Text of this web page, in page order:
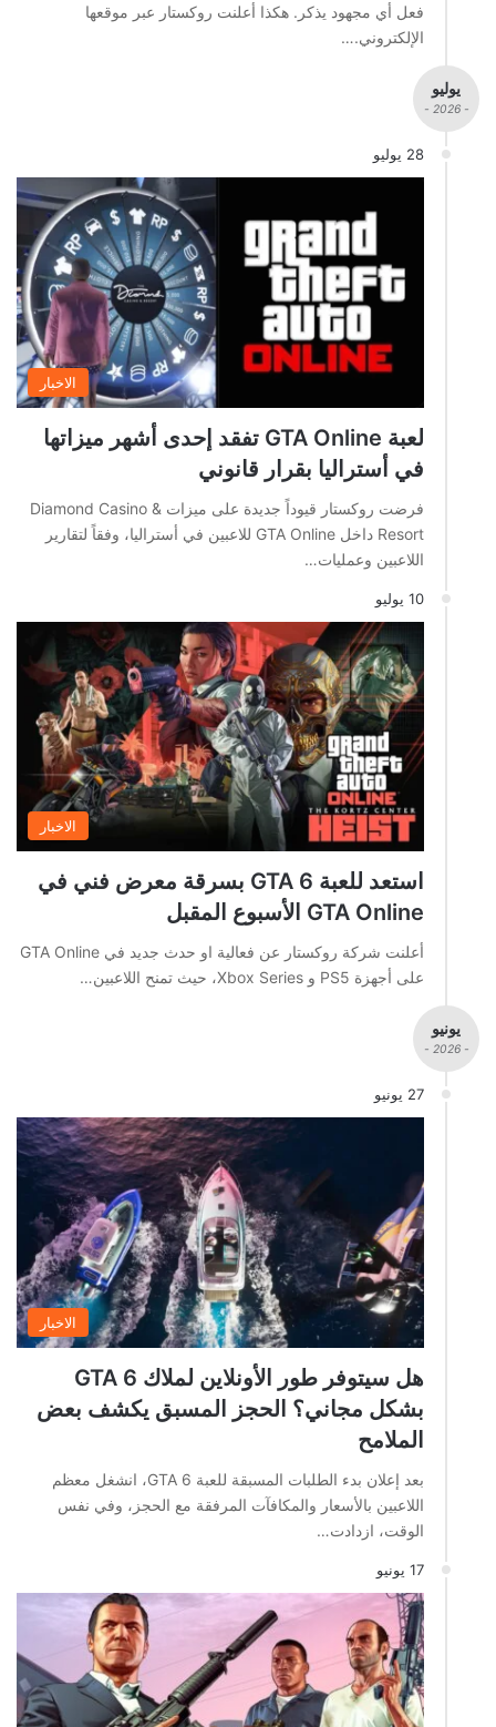
فعل أي مجهود يذكر. هكذا أعلنت روكستار عبر موقعها
الإلكتروني.…
يوليو
- 2026 -
28 يوليو
الاخبار
لعبة GTA Online تفقد إحدى أشهر ميزاتها
في أستراليا بقرار قانوني
فرضت روكستار قيوداً جديدة على ميزات Diamond Casino &
Resort داخل GTA Online للاعبين في أستراليا، وفقاً لتقارير
اللاعبين وعمليات…
10 يوليو
الاخبار
استعد للعبة GTA 6 بسرقة معرض فني في
GTA Online الأسبوع المقبل
أعلنت شركة روكستار عن فعالية او حدث جديد في GTA Online
على أجهزة PS5 و Xbox Series، حيث تمنح اللاعبين…
يونيو
- 2026 -
27 يونيو
الاخبار
هل سيتوفر طور الأونلاين لملاك GTA 6
بشكل مجاني؟ الحجز المسبق يكشف بعض
الملامح
بعد إعلان بدء الطلبات المسبقة للعبة GTA 6، انشغل معظم
اللاعبين بالأسعار والمكافآت المرفقة مع الحجز، وفي نفس
الوقت، ازدادت…
17 يونيو